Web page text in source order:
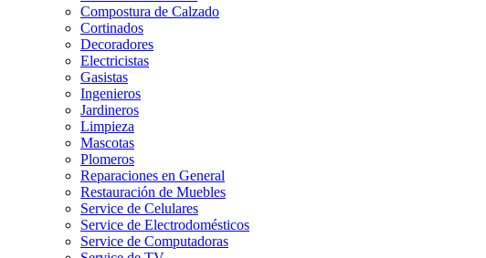
Compostura de Calzado
Cortinados
Decoradores
Electricistas
Gasistas
Ingenieros
Jardineros
Limpieza
Mascotas
Plomeros
Reparaciones en General
Restauración de Muebles
Service de Celulares
Service de Electrodomésticos
Service de Computadoras